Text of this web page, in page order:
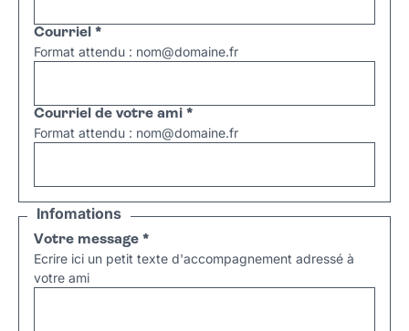
Courriel *
Format attendu : nom@domaine.fr
Courriel de votre ami *
Format attendu : nom@domaine.fr
Infomations
Votre message *
Ecrire ici un petit texte d'accompagnement adressé à
votre ami